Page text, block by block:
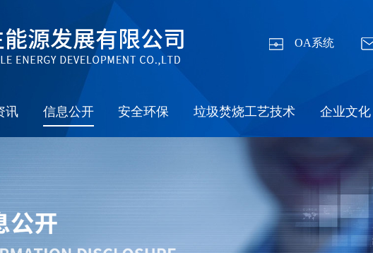
OA系统
讯 信息公开 安全环保 垃圾焚烧工艺技术 企业文化